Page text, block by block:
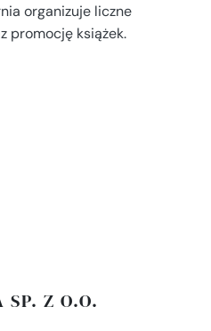
organizuje liczne
promocję książek.
Z O.O.